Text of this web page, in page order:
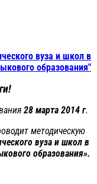
вуза и школ в
образования"
28 марта 2014 г.
методическую
вуза и школ в
образования».